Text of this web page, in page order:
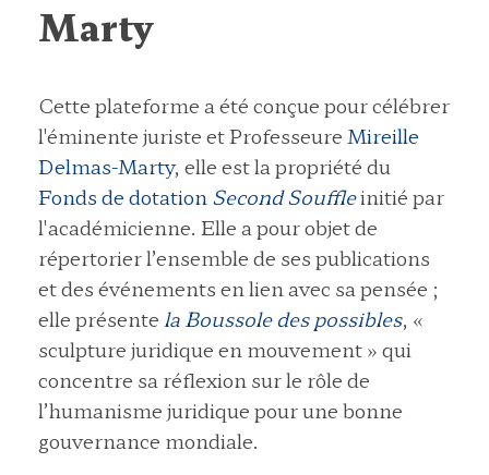
Marty
Cette plateforme a été conçue pour célébrer
l'éminente juriste et Professeure Mireille
Delmas-Marty, elle est la propriété du
Fonds de dotation Second Souffleinitié par
l'académicienne. Elle a pour objet de
répertorier l’ensemble de ses publications
et des événements en lien avec sa pensée ;
elle présente la Boussole des possibles, «
sculpture juridique en mouvement » qui
concentre sa réflexion sur le rôle de
l’humanisme juridique pour une bonne
gouvernance mondiale.